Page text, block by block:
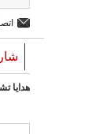
هدايا